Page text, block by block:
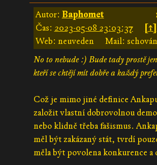
Autor: Baphomet
Čas: 2023-05-08 23:03:37
[↑]
Web: neuveden
Mail: schován
No to nebude :) Bude tady prostě
kteří se chtějí mít dobře a každý
Což je mimo jiné definice
založit vlastní dobrovolnou
nebo klidně třeba fašismus.
měl být zakázaný stát, tvrdí
měla být povolena konkurence a